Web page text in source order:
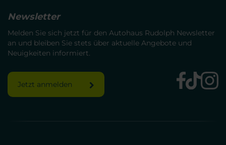
Newsletter
Melden Sie sich jetzt für den Autohaus Rudolph Newsletter
an und bleiben Sie stets über aktuelle Angebote und
Neuigkeiten informiert.
Jetzt anmelden